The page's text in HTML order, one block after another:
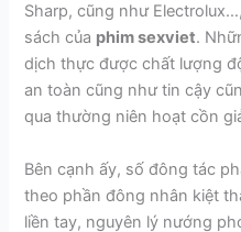
Sharp, cũng như
sách của phim sexviet.
dịch thực được chất lượng
an toàn cũng như tin cậy
qua thường niên hoạt cồn
Bên cạnh ấy, số đông tác
theo phần đông nhân kiệt
liền tay, nguyên lý nướng